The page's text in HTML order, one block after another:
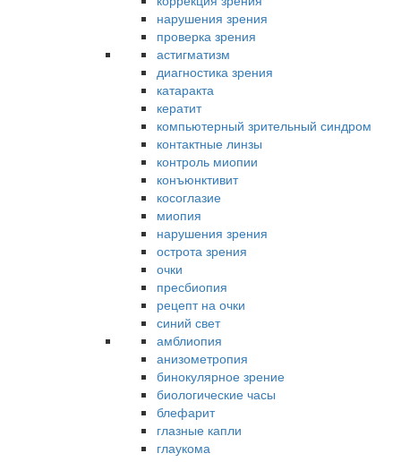
нарушения зрения
проверка зрения
астигматизм
диагностика зрения
катаракта
кератит
компьютерный зрительный синдром
контактные линзы
контроль миопии
конъюнктивит
косоглазие
миопия
нарушения зрения
острота зрения
очки
пресбиопия
рецепт на очки
синий свет
амблиопия
анизометропия
бинокулярное зрение
биологические часы
блефарит
глазные капли
глаукома